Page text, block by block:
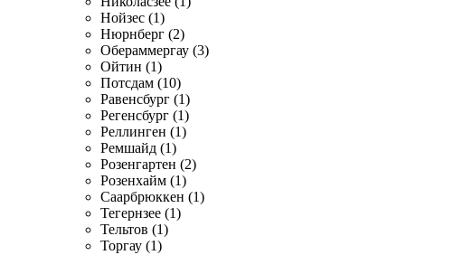
Нойзес (1)
Нюрнберг (2)
Обераммергау (3)
Ойтин (1)
Потсдам (10)
Равенсбург (1)
Регенсбург (1)
Реллинген (1)
Ремшайд (1)
Розенгартен (2)
Розенхайм (1)
Саарбрюккен (1)
Тегернзее (1)
Тельтов (1)
Торгау (1)